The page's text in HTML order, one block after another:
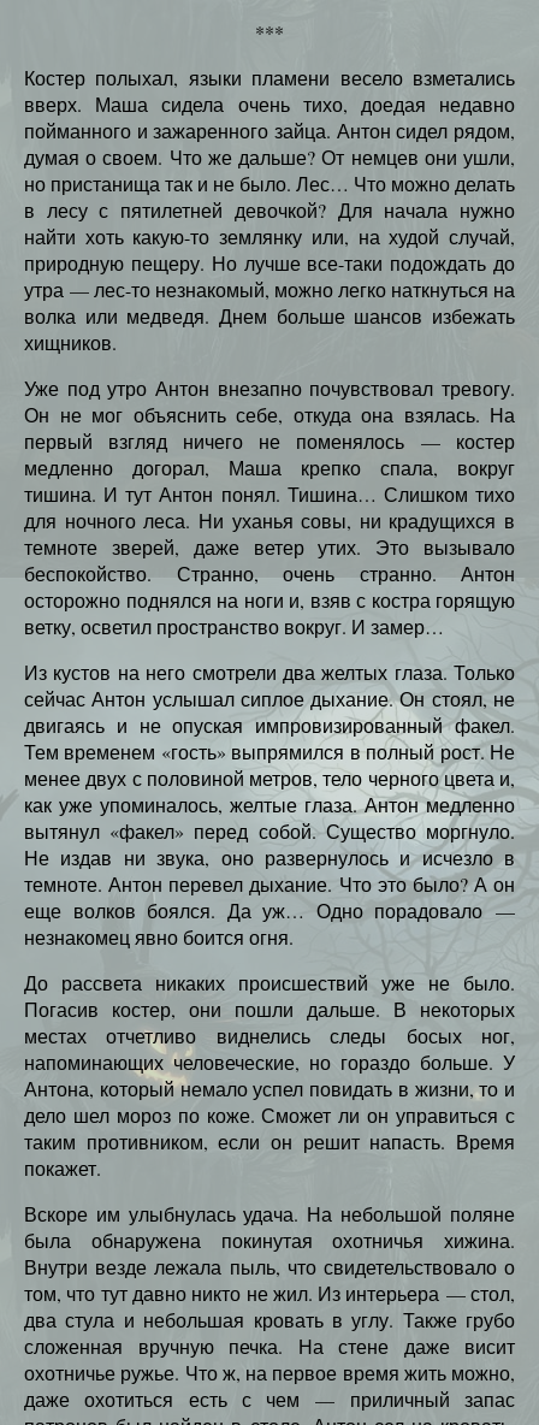
***
Костер полыхал, языки пламени весело взметались
вверх. Маша сидела очень тихо, доедая недавно
пойманного и зажаренного зайца. Антон сидел рядом,
думая о своем. Что же дальше? От немцев они ушли,
но пристанища так и не было. Лес… Что можно делать
в лесу с пятилетней девочкой? Для начала нужно
найти хоть какую-то землянку или, на худой случай,
природную пещеру. Но лучше все-таки подождать до
утра — лес-то незнакомый, можно легко наткнуться на
волка или медведя. Днем больше шансов избежать
хищников.
Уже под утро Антон внезапно почувствовал тревогу.
Он не мог объяснить себе, откуда она взялась. На
первый взгляд ничего не поменялось — костер
медленно догорал, Маша крепко спала, вокруг
тишина. И тут Антон понял. Тишина… Слишком тихо
для ночного леса. Ни уханья совы, ни крадущихся в
темноте зверей, даже ветер утих. Это вызывало
беспокойство. Странно, очень странно. Антон
осторожно поднялся на ноги и, взяв с костра горящую
ветку, осветил пространство вокруг. И замер…
Из кустов на него смотрели два желтых глаза. Только
сейчас Антон услышал сиплое дыхание. Он стоял, не
двигаясь и не опуская импровизированный факел.
Тем временем «гость» выпрямился в полный рост. Не
менее двух с половиной метров, тело черного цвета и,
как уже упоминалось, желтые глаза. Антон медленно
вытянул «факел» перед собой. Существо моргнуло.
Не издав ни звука, оно развернулось и исчезло в
темноте. Антон перевел дыхание. Что это было? А он
еще волков боялся. Да уж… Одно порадовало —
незнакомец явно боится огня.
До рассвета никаких происшествий уже не было.
Погасив костер, они пошли дальше. В некоторых
местах отчетливо виднелись следы босых ног,
напоминающих человеческие, но гораздо больше. У
Антона, который немало успел повидать в жизни, то и
дело шел мороз по коже. Сможет ли он управиться с
таким противником, если он решит напасть. Время
покажет.
Вскоре им улыбнулась удача. На небольшой поляне
была обнаружена покинутая охотничья хижина.
Внутри везде лежала пыль, что свидетельствовало о
том, что тут давно никто не жил. Из интерьера — стол,
два стула и небольшая кровать в углу. Также грубо
сложенная вручную печка. На стене даже висит
охотничье ружье. Что ж, на первое время жить можно,
даже охотиться есть с чем — приличный запас